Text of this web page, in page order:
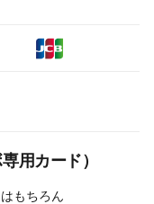
用カード）
もちろん